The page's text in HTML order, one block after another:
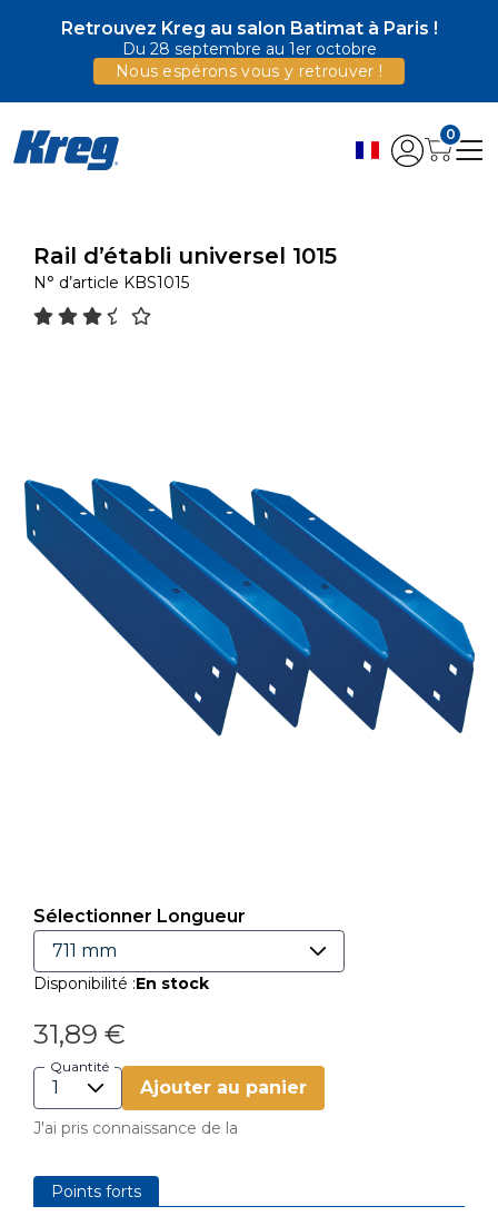
Retrouvez Kreg au salon Batimat à Paris !
Du 28 septembre au 1er octobre
Nous espérons vous y retrouver !
0
Rail d’établi universel 1015
N° d’article KBS1015
Sélectionner Longueur
Disponibilité :En stock
31,89 €
Quantité
Ajouter au panier
J'ai pris connaissance de la
Points forts